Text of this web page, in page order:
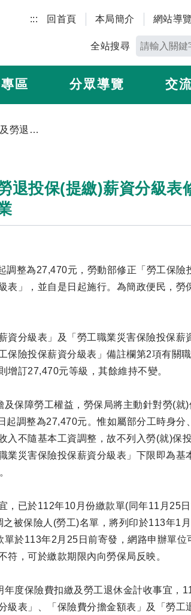
::: 回首頁 本局簡介 網站導覽
全站搜尋
區 分眾導覽 交
因應勞保、災保及勞退投保(提繳)薪資分級表修正，勞保局將主動辦理投保薪資及提繳工資逕調作業
退投保(提繳)薪資分級
調整為27,470元，勞動部修正「勞工保
表」，並自是日起施行。為簡政便民，
資分級表」及「勞工職業災害保險投保
保險投保薪資分級表」備註欄第2項有關
增訂27,470元等級，其餘維持不變。
保障勞工權益，勞保局將主動針對勞(
起調整為27,470元。惟如屬部分工時身
入不隨基本工資調整，故不列入勞(就)保
業災害保險投保薪資分級表」下限即為
，已於112年10月份繳款單(同年11月25
被保險人(勞工)名單，將列印於113年1
單於113年2月25日前寄發，網路申辦單
符，可於繳款期限內向勞保局反映。
度保險費扣繳及勞工退休金計收事宜，
級表」、「保險費分擔金額表」及「勞